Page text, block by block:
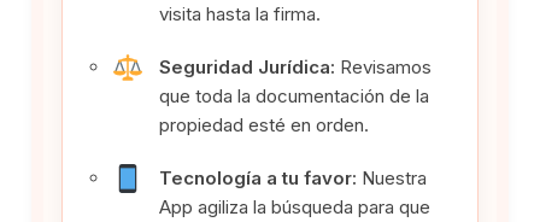
visita hasta la firma.
Seguridad Jurídica: Revisamos
que toda la documentación de la
propiedad esté en orden.
Tecnología a tu favor: Nuestra
App agiliza la búsqueda para que